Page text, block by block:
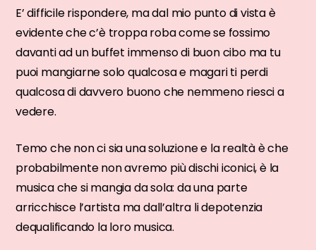
E’ difficile rispondere, ma dal mio punto di vista è
evidente che c’è troppa roba come se fossimo
davanti ad un buffet immenso di buon cibo ma tu
puoi mangiarne solo qualcosa e magari ti perdi
qualcosa di davvero buono che nemmeno riesci a
vedere.
Temo che non ci sia una soluzione e la realtà è che
probabilmente non avremo più dischi iconici, è la
musica che si mangia da sola: da una parte
arricchisce l’artista ma dall’altra li depotenzia
dequalificando la loro musica.